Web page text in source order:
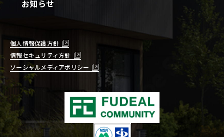
お知らせ
個人情報保護方針
ソーシャルメディアポリシー
情報セキュリティ方針